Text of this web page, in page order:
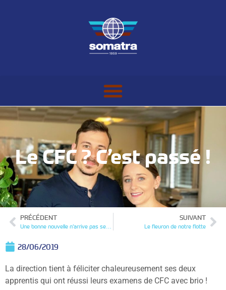
Le CFC ? C’est passé !
PRÉCÉDENT
Une bonne nouvelle n’arrive pas seule
SUIVANT
Le fleuron de notre flotte
28/06/2019
La direction tient à féliciter chaleureusement ses deux
apprentis qui ont réussi leurs examens de CFC avec brio !